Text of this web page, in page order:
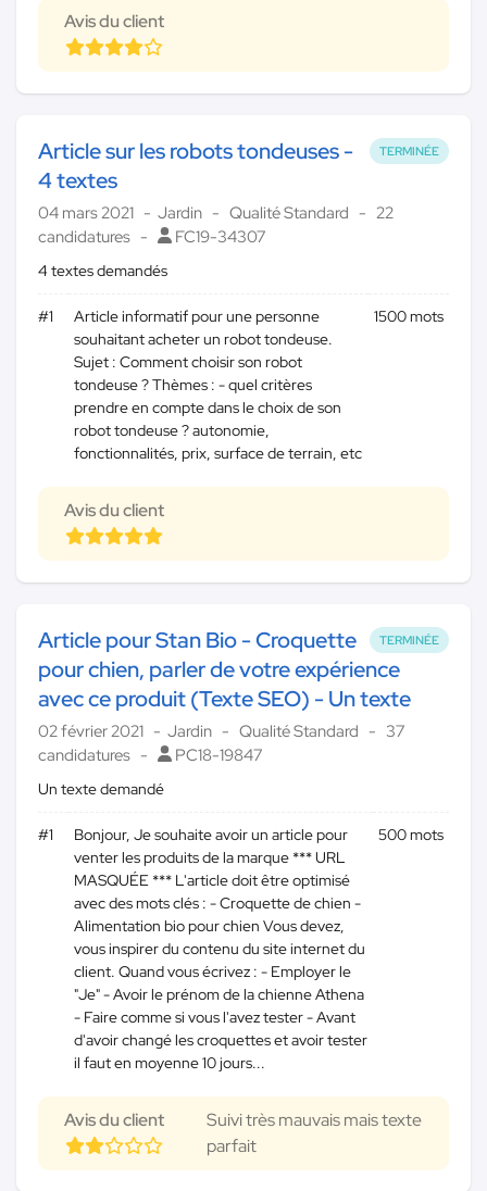
Avis du client
TERMINÉE
Article sur les robots tondeuses -
4 textes
04 mars 2021 Jardin Qualité Standard
22
candidatures
FC19-34307
4 textes demandés
#1
Article informatif pour une personne
souhaitant acheter un robot tondeuse.
Sujet : Comment choisir son robot
tondeuse ? Thèmes : - quel critères
prendre en compte dans le choix de son
robot tondeuse ? autonomie,
fonctionnalités, prix, surface de terrain, etc
1500 mots
Avis du client
TERMINÉE
Article pour Stan Bio - Croquette
pour chien, parler de votre expérience
avec ce produit (Texte SEO) - Un texte
02 février 2021 Jardin Qualité Standard
37
candidatures
PC18-19847
Un texte demandé
#1
Bonjour, Je souhaite avoir un article pour
venter les produits de la marque *** URL
MASQUÉE *** L'article doit être optimisé
avec des mots clés : - Croquette de chien -
Alimentation bio pour chien Vous devez,
vous inspirer du contenu du site internet du
client. Quand vous écrivez : - Employer le
"Je" - Avoir le prénom de la chienne Athena
- Faire comme si vous l'avez tester - Avant
d'avoir changé les croquettes et avoir tester
il faut en moyenne 10 jours...
500 mots
Avis du client
Suivi très mauvais mais texte
parfait